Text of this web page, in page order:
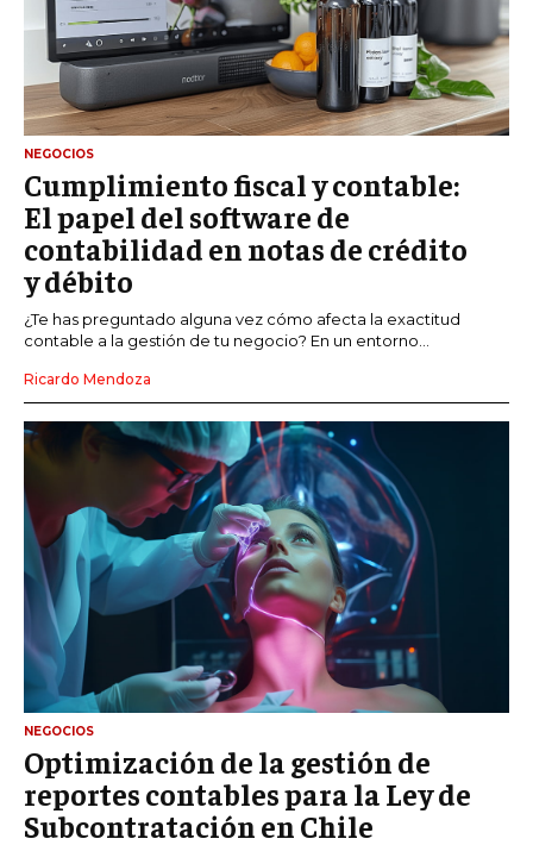
NEGOCIOS
Cumplimiento fiscal y contable:
El papel del software de
contabilidad en notas de crédito
y débito
¿Te has preguntado alguna vez cómo afecta la exactitud
contable a la gestión de tu negocio? En un entorno...
Ricardo Mendoza
NEGOCIOS
Optimización de la gestión de
reportes contables para la Ley de
Subcontratación en Chile